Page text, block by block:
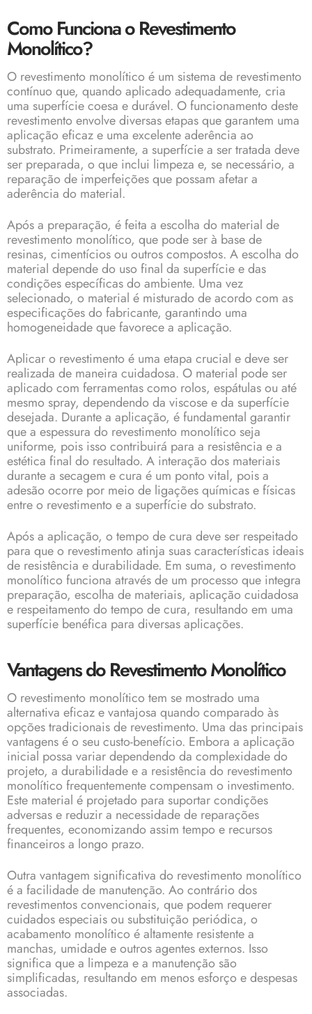
Como Funciona o Revestimento
Monolítico?
O revestimento monolítico é um sistema de revestimento
contínuo que, quando aplicado adequadamente, cria
uma superfície coesa e durável. O funcionamento deste
revestimento envolve diversas etapas que garantem uma
aplicação eficaz e uma excelente aderência ao
substrato. Primeiramente, a superfície a ser tratada deve
ser preparada, o que inclui limpeza e, se necessário, a
reparação de imperfeições que possam afetar a
aderência do material.
Após a preparação, é feita a escolha do material de
revestimento monolítico, que pode ser à base de
resinas, cimentícios ou outros compostos. A escolha do
material depende do uso final da superfície e das
condições específicas do ambiente. Uma vez
selecionado, o material é misturado de acordo com as
especificações do fabricante, garantindo uma
homogeneidade que favorece a aplicação.
Aplicar o revestimento é uma etapa crucial e deve ser
realizada de maneira cuidadosa. O material pode ser
aplicado com ferramentas como rolos, espátulas ou até
mesmo spray, dependendo da viscose e da superfície
desejada. Durante a aplicação, é fundamental garantir
que a espessura do revestimento monolítico seja
uniforme, pois isso contribuirá para a resistência e a
estética final do resultado. A interação dos materiais
durante a secagem e cura é um ponto vital, pois a
adesão ocorre por meio de ligações químicas e físicas
entre o revestimento e a superfície do substrato.
Após a aplicação, o tempo de cura deve ser respeitado
para que o revestimento atinja suas características ideais
de resistência e durabilidade. Em suma, o revestimento
monolítico funciona através de um processo que integra
preparação, escolha de materiais, aplicação cuidadosa
e respeitamento do tempo de cura, resultando em uma
superfície benéfica para diversas aplicações.
Vantagens do Revestimento Monolítico
O revestimento monolítico tem se mostrado uma
alternativa eficaz e vantajosa quando comparado às
opções tradicionais de revestimento. Uma das principais
vantagens é o seu custo-benefício. Embora a aplicação
inicial possa variar dependendo da complexidade do
projeto, a durabilidade e a resistência do revestimento
monolítico frequentemente compensam o investimento.
Este material é projetado para suportar condições
adversas e reduzir a necessidade de reparações
frequentes, economizando assim tempo e recursos
financeiros a longo prazo.
Outra vantagem significativa do revestimento monolítico
é a facilidade de manutenção. Ao contrário dos
revestimentos convencionais, que podem requerer
cuidados especiais ou substituição periódica, o
acabamento monolítico é altamente resistente a
manchas, umidade e outros agentes externos. Isso
significa que a limpeza e a manutenção são
simplificadas, resultando em menos esforço e despesas
associadas.